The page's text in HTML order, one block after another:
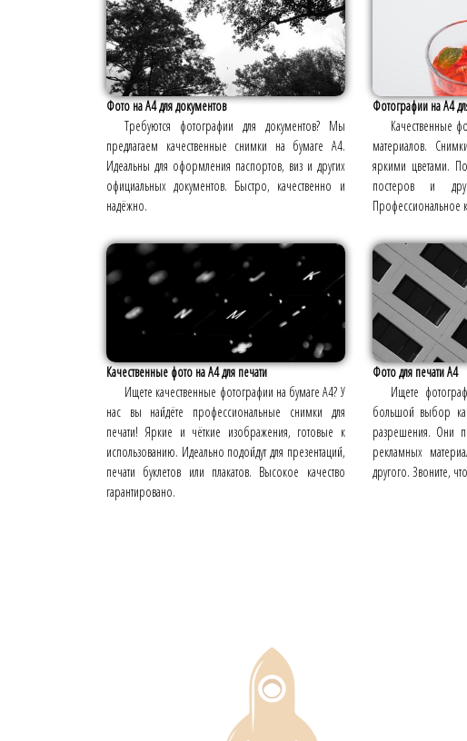
Фото на А4 для документов
Требуются фотографии для документов? Мы
предлагаем качественные снимки на бумаге А4.
Идеальны для оформления паспортов, виз и других
официальных документов. Быстро, качественно и
надёжно.
Фотографии на А4
Качественные
материалов.
яркими цветами.
постеров и
Профессиональное
Качественные фото на А4 для печати
Ищете качественные фотографии на бумаге А4? У
нас вы найдёте профессиональные снимки для
печати! Яркие и чёткие изображения, готовые к
использованию. Идеально подойдут для презентаций,
печати буклетов или плакатов. Высокое качество
гарантировано.
Фото для печати А4
Ищете
большой выбор
разрешения. Они
рекламных
другого. Звоните,